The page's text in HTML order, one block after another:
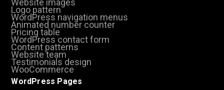
Logo pattern
WordPress navigation menus
Animated number counter
Pricing table
WordPress contact form
Content patterns
Website team
Testimonials design
WooCommerce
WordPress Pages